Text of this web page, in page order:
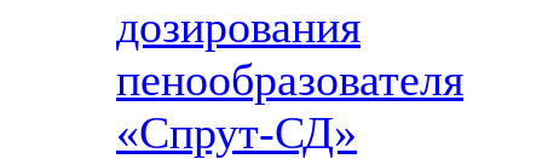
дозирования
пенообразователя
«Спрут-СД»